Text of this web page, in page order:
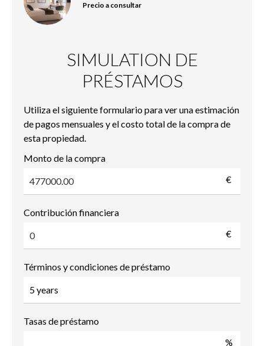
Precio a consultar
SIMULATION DE
PRÉSTAMOS
Utiliza el siguiente formulario para ver una estimación
de pagos mensuales y el costo total de la compra de
esta propiedad.
Monto de la compra
€
Contribución financiera
€
Términos y condiciones de préstamo
Tasas de préstamo
%